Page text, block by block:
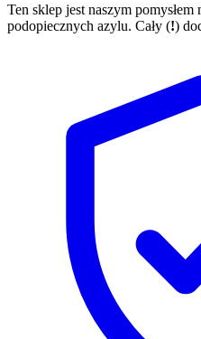
Ten sklep jest naszym
podopiecznych azylu. Cały (!)